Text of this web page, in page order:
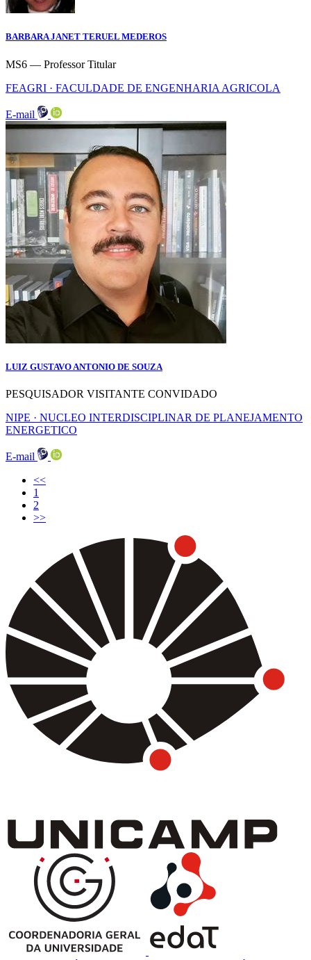
BARBARA JANET TERUEL MEDEROS
MS6 — Professor Titular
FEAGRI · FACULDADE DE ENGENHARIA AGRICOLA
E-mail
LUIZ GUSTAVO ANTONIO DE SOUZA
PESQUISADOR VISITANTE CONVIDADO
NIPE · NUCLEO INTERDISCIPLINAR DE PLANEJAMENTO
ENERGETICO
E-mail
<<
1
2
>>